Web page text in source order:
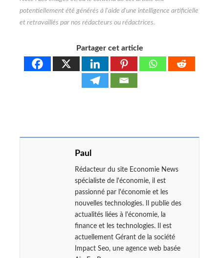
Partager cet article
Paul
Rédacteur du site Economie News
spécialiste de l'économie, il est
passionné par l'économie et les
nouvelles technologies. Il publie des
actualités liées à l'économie, la
finance et les technologies. Il est
actuellement Gérant de la société
Impact Seo, une agence web basée